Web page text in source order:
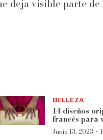
deja visible parte de
BELLEZA
14 diseños
francés para
Junio 13, 2023 ·